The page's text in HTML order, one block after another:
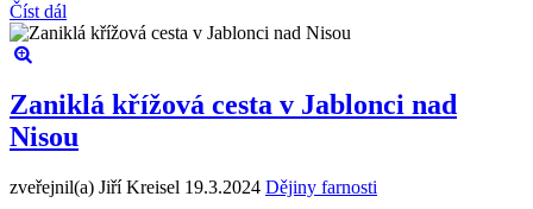
Číst dál
Zaniklá křížová cesta v Jablonci nad
Nisou
zveřejnil(a) Jiří Kreisel 19.3.2024 Dějiny farnosti